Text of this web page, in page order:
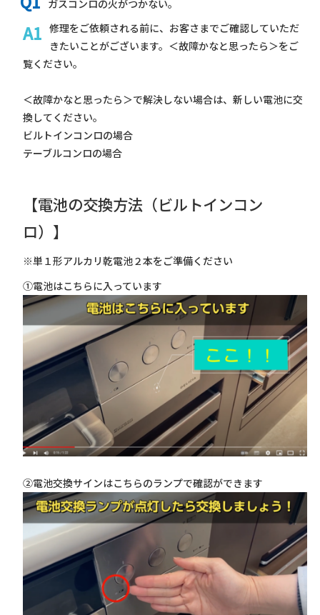
ガスコンロの火がつかない。
修理をご依頼される前に、お客さまでご確認していただ
きたいことがございます。＜故障かなと思ったら＞をご
覧ください。
＜故障かなと思ったら＞で解決しない場合は、新しい電池に交
換してください。
ビルトインコンロの場合
テーブルコンロの場合
【電池の交換方法（ビルトインコン
ロ）】
※単１形アルカリ乾電池２本をご準備ください
①電池はこちらに入っています
②電池交換サインはこちらのランプで確認ができます